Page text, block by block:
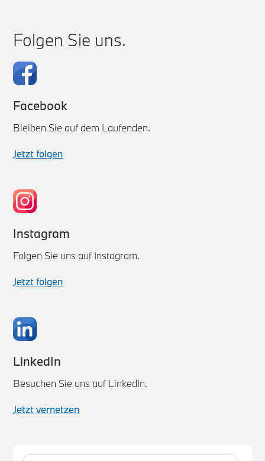
Folgen Sie uns.
Facebook
Bleiben Sie auf dem Laufenden.
Jetzt folgen
Instagram
Folgen Sie uns auf Instagram.
Jetzt folgen
LinkedIn
Besuchen Sie uns auf LinkedIn.
Jetzt vernetzen